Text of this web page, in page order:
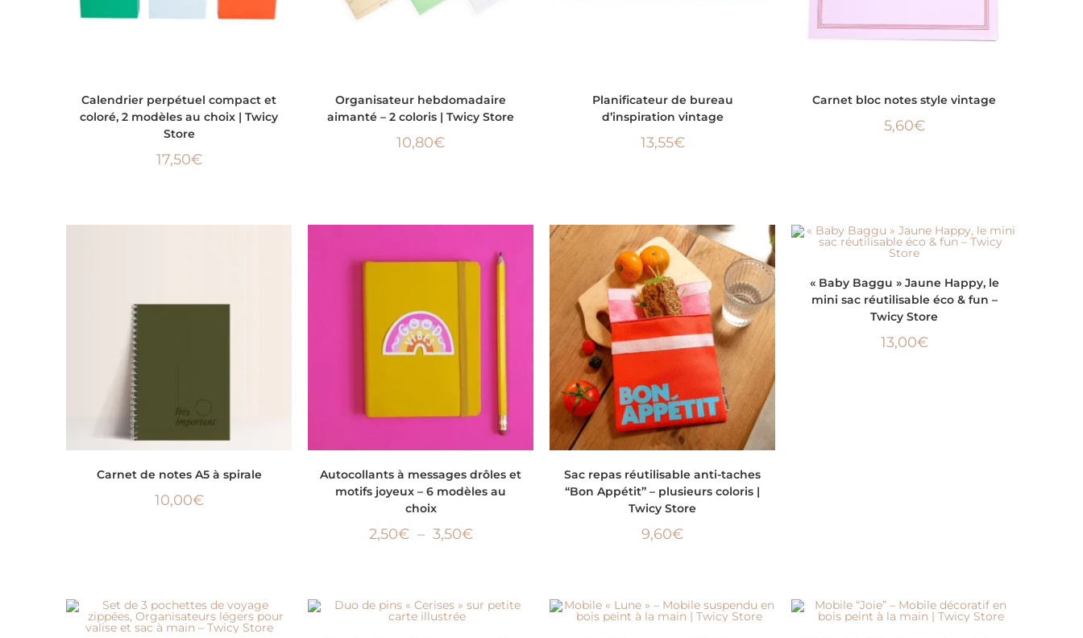
Calendrier perpétuel compact et
coloré, 2 modèles au choix | Twicy
Store
17,50€
Organisateur hebdomadaire
aimanté – 2 coloris | Twicy Store
10,80€
Planificateur de bureau
d’inspiration vintage
13,55€
Carnet bloc notes style vintage
5,60€
Carnet de notes A5 à spirale
10,00€
Autocollants à messages drôles et
motifs joyeux – 6 modèles au
choix
2,50€ – 3,50€
Sac repas réutilisable anti-taches
“Bon Appétit” – plusieurs coloris |
Twicy Store
9,60€
« Baby Baggu » Jaune Happy, le
mini sac réutilisable éco & fun –
Twicy Store
13,00€